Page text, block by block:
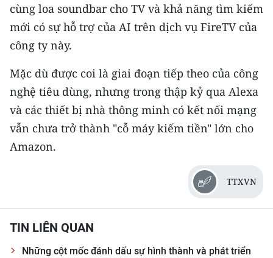
Bắc Trung Bộ
Duyên hải Nam Trung Bộ và Tây
Nguyên
Đông Nam Bộ
Đồng bằng sông Cửu Long
Chuyên trang Hà Nội
CÁC CHUYÊN TRANG
cùng loa soundbar cho TV và khả năng tìm kiếm
mới có sự hỗ trợ của AI trên dịch vụ FireTV của
công ty này.
Mặc dù được coi là giai đoạn tiếp theo của công
nghệ tiêu dùng, nhưng trong thập kỷ qua Alexa
và các thiết bị nhà thông minh có kết nối mạng
vẫn chưa trở thành "cỗ máy kiếm tiền" lớn cho
Amazon.
TTXVN
TIN LIÊN QUAN
Những cột mốc đánh dấu sự hình thành và phát triển